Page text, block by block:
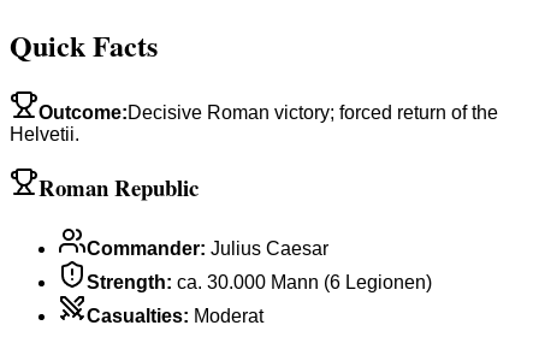
Quick Facts
Outcome:Decisive Roman victory; forced return of the
Helvetii.
Roman Republic
Commander: Julius Caesar
Strength: ca. 30.000 Mann (6 Legionen)
Casualties: Moderat